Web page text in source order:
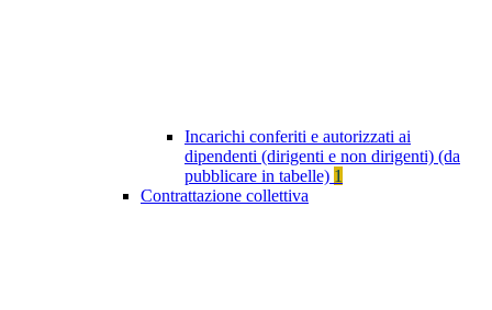
Incarichi conferiti e autorizzati ai
dipendenti (dirigenti e non dirigenti) (da
pubblicare in tabelle) 1
Contrattazione collettiva